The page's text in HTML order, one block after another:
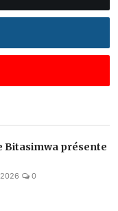
Bitasimwa présente
0